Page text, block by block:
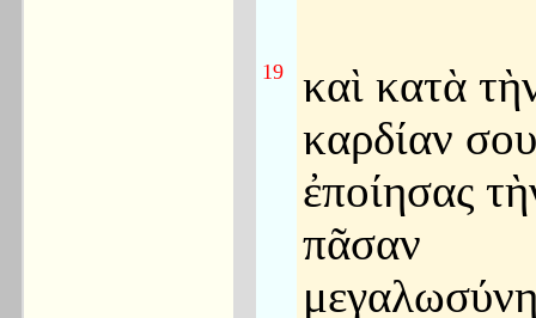
19
καὶ κατὰ
καρδίαν σου
ἐποίησας
πᾶσαν